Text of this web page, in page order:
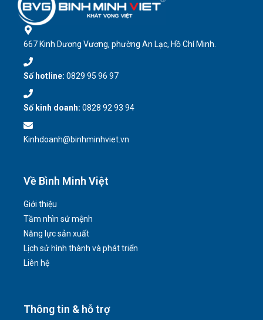
667 Kinh Dương Vương, phường An Lạc, Hồ Chí Minh.
Số hotline: 0829 95 96 97
Số kinh doanh: 0828 92 93 94
Kinhdoanh@binhminhviet.vn
Về Bình Minh Việt
Giới thiệu
Tầm nhìn sứ mệnh
Năng lực sản xuất
Lịch sử hình thành và phát triển
Liên hệ
Thông tin & hỗ trợ